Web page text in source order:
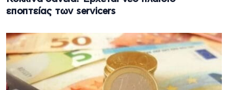
εποπτείας των servicers